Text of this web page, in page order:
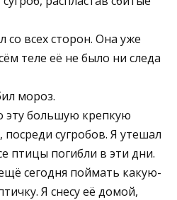
со всех сторон. Она уже
теле её не было ни следа
мороз.
эту большую крепкую
сугробов. Я утешал
птицы погибли в эти дни.
сегодня поймать какую-
Я снесу её домой,